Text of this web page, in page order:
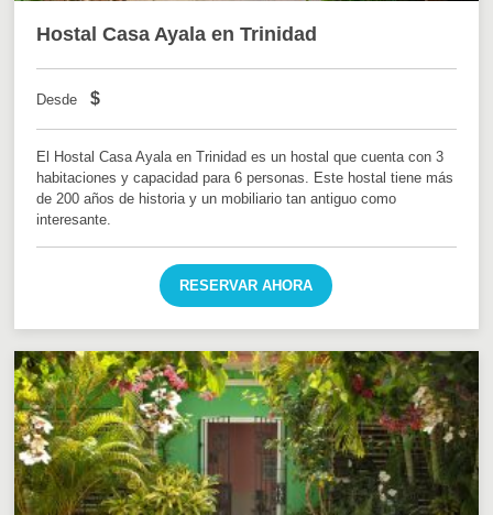
Hostal Casa Ayala en Trinidad
Desde $
El Hostal Casa Ayala en Trinidad es un hostal que cuenta con 3
habitaciones y capacidad para 6 personas. Este hostal tiene más
de 200 años de historia y un mobiliario tan antiguo como
interesante.
RESERVAR AHORA